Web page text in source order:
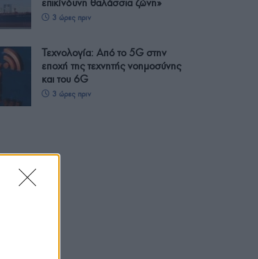
3 ώρες πριν
Τεχνολογία: Από το 5G στην
εποχή της τεχνητής νοημοσύνης
και του 6G
3 ώρες πριν